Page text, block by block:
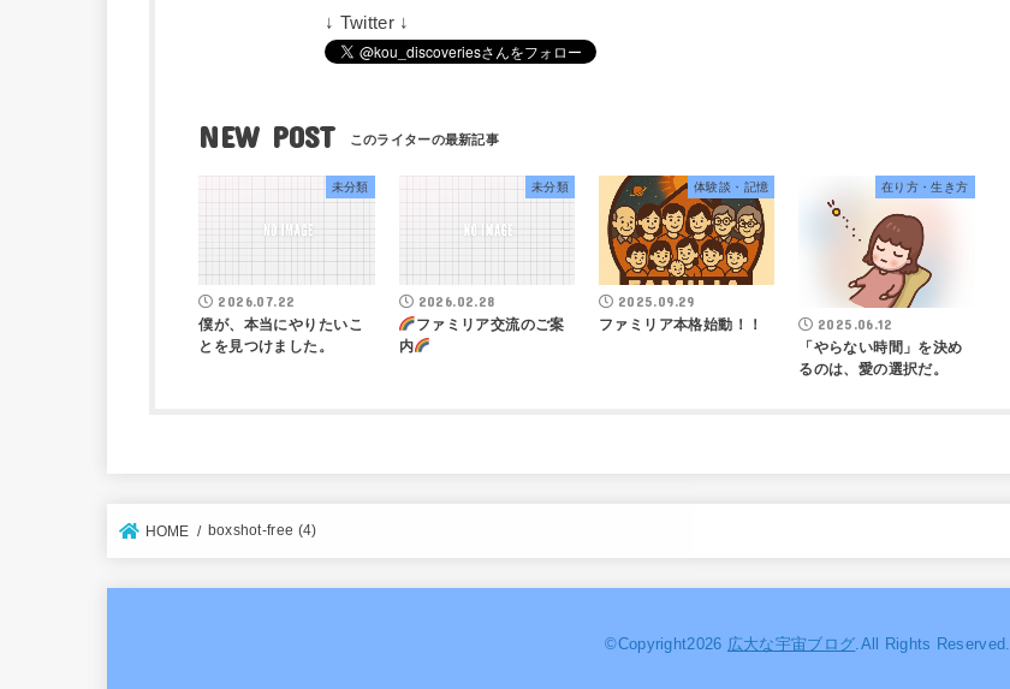
↓ Twitter ↓
NEW POST
未分類
2026.07.22
僕が、本当にやりたいこ
とを見つけました。
未分類
2026.02.28
ファミリア交流のご案
内
体験談・記憶
2025.09.29
ファミリア本格始動！！
在り方・生き方
2025.06.12
「やらない時間」を決め
るのは、愛の選択だ。
HOME boxshot-free (4)
©Copyright2026 広大な宇宙ブログ.All Rights Reserved.